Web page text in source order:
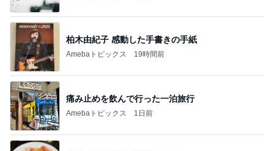
柏木由紀子 感動した手書きの手紙
Amebaトピックス 19時間前
痛み止めを飲んで行った一泊旅行
Amebaトピックス 1日前